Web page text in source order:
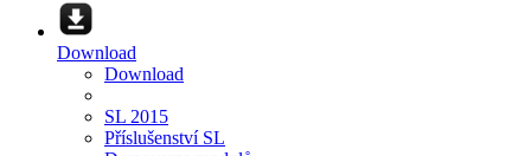
Download
Download
SL 2015
Příslušenství SL